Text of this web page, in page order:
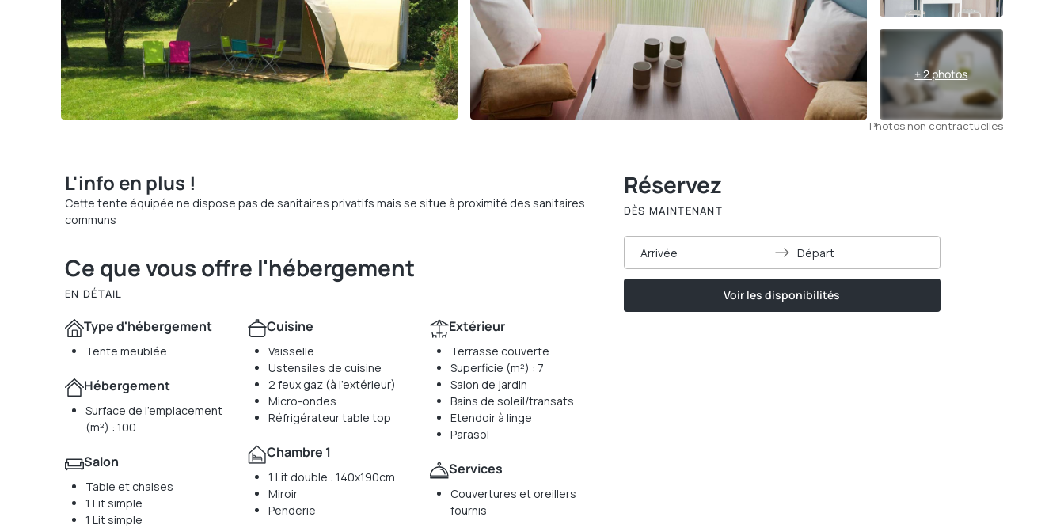
+ 2 photos
Photos non contractuelles
L'info en plus !
Cette tente équipée ne dispose pas de sanitaires privatifs mais se situe à proximité des sanitaires
communs
Ce que vous offre l'hébergement
EN DÉTAIL
Type d'hébergement
Tente meublée
Hébergement
Surface de l'emplacement
(m²) : 100
Salon
Table et chaises
1 Lit simple
1 Lit simple
Cuisine
Vaisselle
Ustensiles de cuisine
2 feux gaz (à l'extérieur)
Micro-ondes
Réfrigérateur table top
Chambre 1
1 Lit double : 140x190cm
Miroir
Penderie
Extérieur
Terrasse couverte
Superficie (m²) : 7
Salon de jardin
Bains de soleil/transats
Etendoir à linge
Parasol
Services
Couvertures et oreillers
fournis
Réservez
DÈS MAINTENANT
Arrivée Départ
Voir les disponibilités